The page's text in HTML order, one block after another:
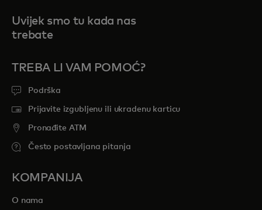
Uvijek smo tu kada nas
trebate
TREBA LI VAM POMOĆ?
Podrška
Prijavite izgubljenu ili ukradenu karticu
Pronađite ATM
Često postavljana pitanja
KOMPANIJA
O nama